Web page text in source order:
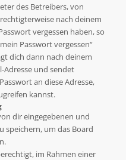
des Betreibers, von
nach deinem
vergessen haben, so
Passwort vergessen“
dich dann nach deinem
Adresse und sendet
an diese Adresse,
kannst.
dir eingegebenen und
speichern, um das Board
im Rahmen einer